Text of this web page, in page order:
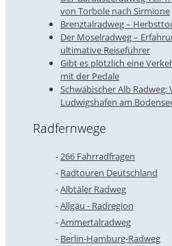
von Torbole nach Sirmione
Brenztalradweg –
Der Moselradweg –
ultimative Reiseführer
Gibt es plötzlich eine
mit der Pedale
Schwäbischer Alb
Ludwigshafen am
Radfernwege
266 Fahrradfragen
Radtouren Deutschland
Albtäler Radweg
Allgäu - Radregion
Ammertalradweg
Berlin-Hamburg-Radweg